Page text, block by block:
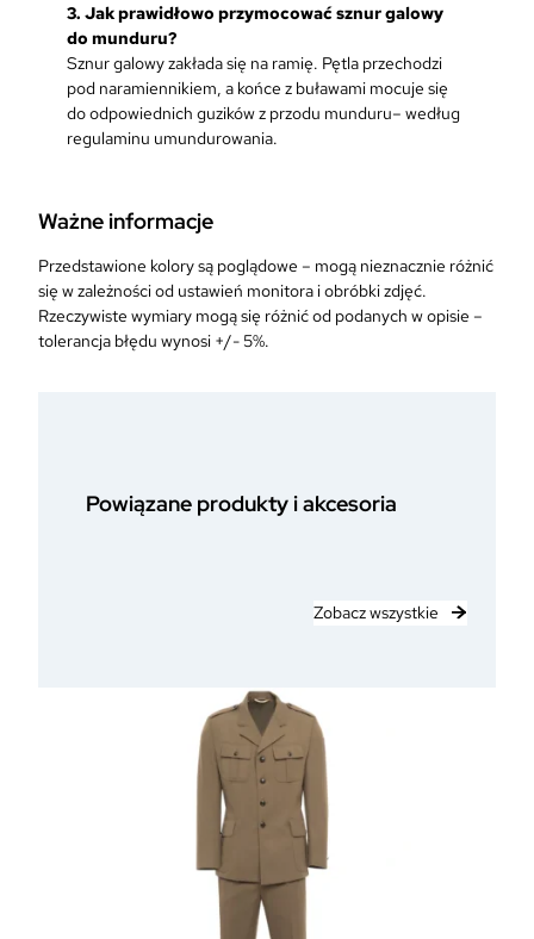
3. Jak prawidłowo przymocować sznur galowy
do munduru?
Sznur galowy zakłada się na ramię. Pętla przechodzi
pod naramiennikiem, a końce z buławami mocuje się
do odpowiednich guzików z przodu munduru– według
regulaminu umundurowania.
Ważne informacje
Przedstawione kolory są poglądowe – mogą nieznacznie różnić
się w zależności od ustawień monitora i obróbki zdjęć.
Rzeczywiste wymiary mogą się różnić od podanych w opisie –
tolerancja błędu wynosi +/- 5%.
Powiązane produkty i akcesoria
Zobacz wszystkie